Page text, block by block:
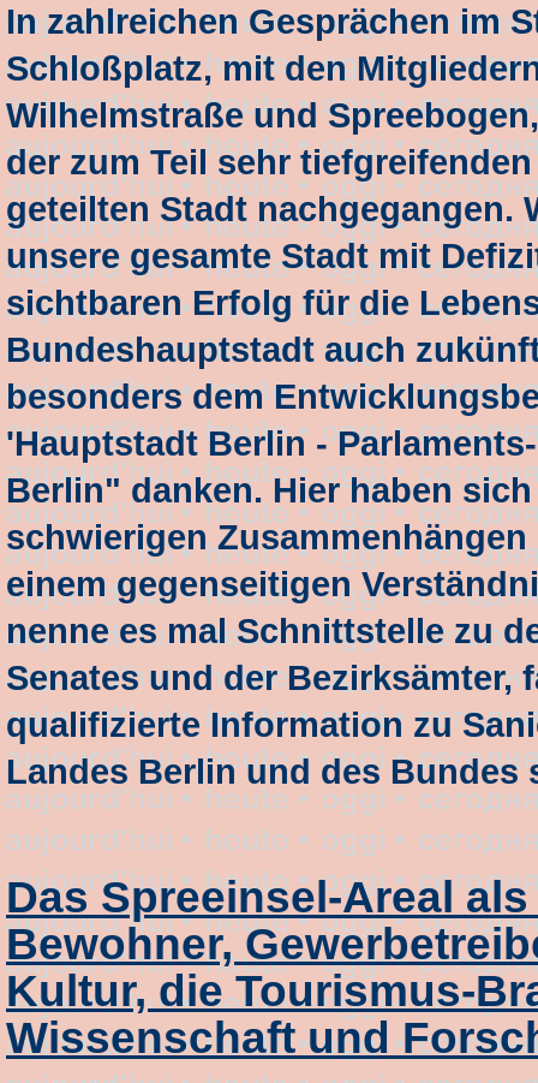
In zahlreichen Gesprächen im
Schloßplatz, mit den
Wilhelmstraße und
der zum Teil sehr
geteilten Stadt nachgegangen.
unsere gesamte Stadt mit
sichtbaren Erfolg für die
Bundeshauptstadt auch
besonders dem
'Hauptstadt Berlin -
Berlin" danken. Hier haben
schwierigen
einem gegenseitigen
nenne es mal Schnittstelle zu
Senates und der Bezirksämter,
qualifizierte Information zu
Landes Berlin und des Bundes
Das Spreeinsel-Areal
Bewohner,
Kultur, die Tourismus-
Wissenschaft und